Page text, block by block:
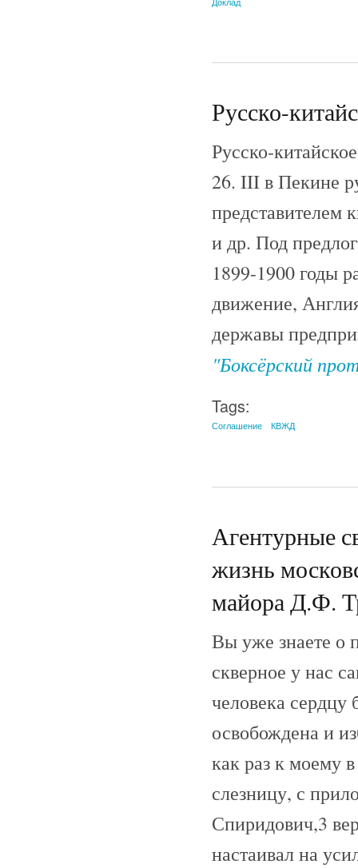
Русско-
Русско-
26. III в Пекине
представителем
и др. Под
1899-1900 годы
движение,
державы
"Боксёрский
Tags:
Соглашение КВЖД
Агентурные
жизнь
майора Д.Ф.
Вы уже знаете о
скверное у нас
человека сердцу
освобождена и
как раз к моему
слезницу, с
Спиридович,3
настаивал на